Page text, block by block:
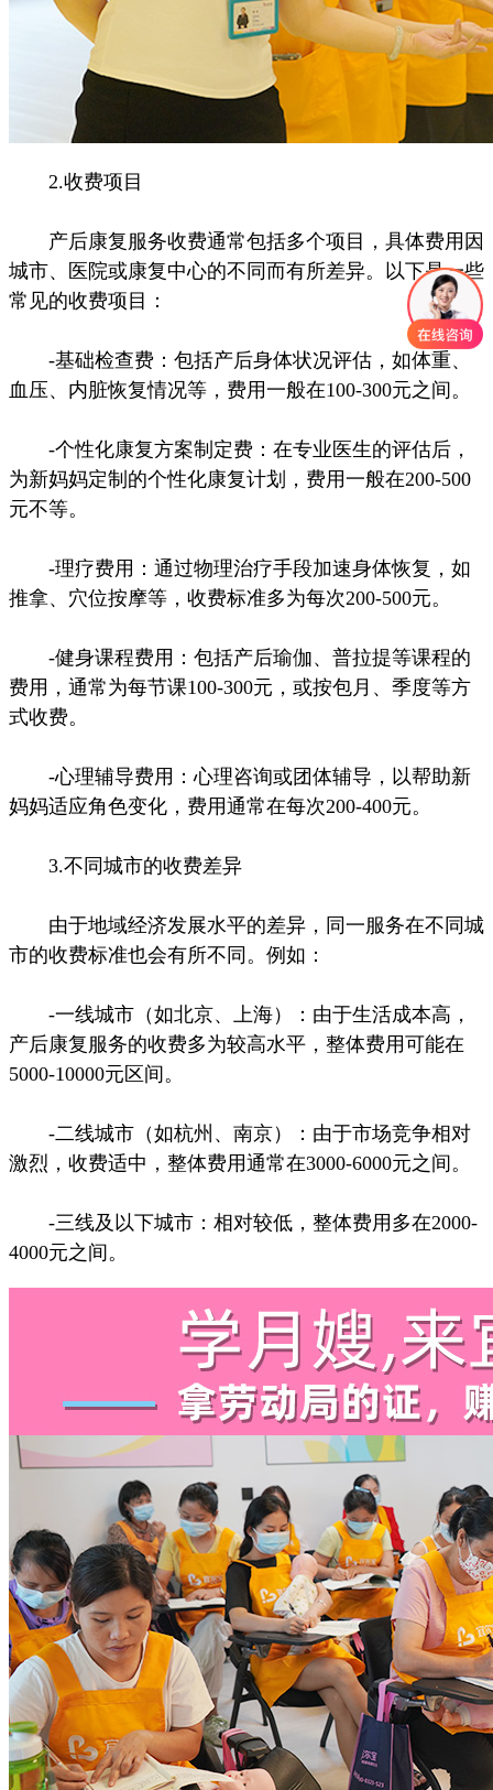
2.收费项目
产后康复服务收费通常包括多个项目，具体费用因
城市、医院或康复中心的不同而有所差异。以下是一些
常见的收费项目：
-基础检查费：包括产后身体状况评估，如体重、
血压、内脏恢复情况等，费用一般在100-300元之间。
-个性化康复方案制定费：在专业医生的评估后，
为新妈妈定制的个性化康复计划，费用一般在200-500
元不等。
-理疗费用：通过物理治疗手段加速身体恢复，如
推拿、穴位按摩等，收费标准多为每次200-500元。
-健身课程费用：包括产后瑜伽、普拉提等课程的
费用，通常为每节课100-300元，或按包月、季度等方
式收费。
-心理辅导费用：心理咨询或团体辅导，以帮助新
妈妈适应角色变化，费用通常在每次200-400元。
3.不同城市的收费差异
由于地域经济发展水平的差异，同一服务在不同城
市的收费标准也会有所不同。例如：
-一线城市（如北京、上海）：由于生活成本高，
产后康复服务的收费多为较高水平，整体费用可能在
5000-10000元区间。
-二线城市（如杭州、南京）：由于市场竞争相对
激烈，收费适中，整体费用通常在3000-6000元之间。
-三线及以下城市：相对较低，整体费用多在2000-
4000元之间。